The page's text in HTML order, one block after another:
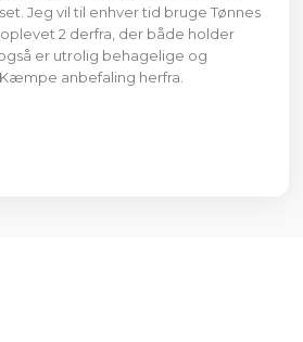
Jeg vil til enhver tid bruge Tønnes
oplevet 2 derfra, der både holder
er utrolig behagelige og
anbefaling herfra.